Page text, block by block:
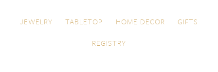
Menu
JEWELRY
TABLETOP HOME DECOR
GIFTS
REGISTRY